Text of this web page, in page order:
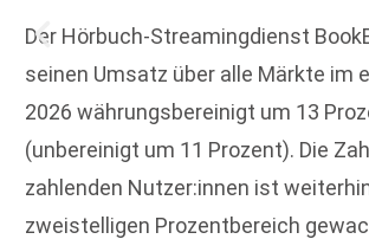
Der Hörbuch-Streamingdienst
seinen Umsatz über alle Märkte im
2026 währungsbereinigt um 13
(unbereinigt um 11 Prozent). Die
zahlenden Nutzer:innen ist
zweistelligen Prozentbereich